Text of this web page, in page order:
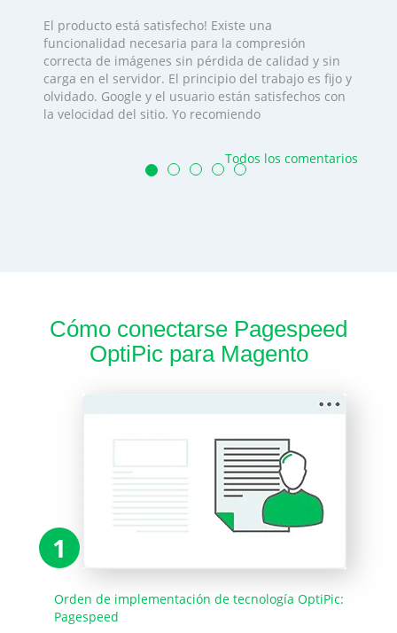
El producto está satisfecho! Existe una
funcionalidad necesaria para la compresión
correcta de imágenes sin pérdida de calidad y sin
carga en el servidor. El principio del trabajo es fijo y
olvidado. Google y el usuario están satisfechos con
la velocidad del sitio. Yo recomiendo
Todos los comentarios
Cómo conectarse Pagespeed
OptiPic para Magento
1
Orden de implementación de tecnología OptiPic:
Pagespeed